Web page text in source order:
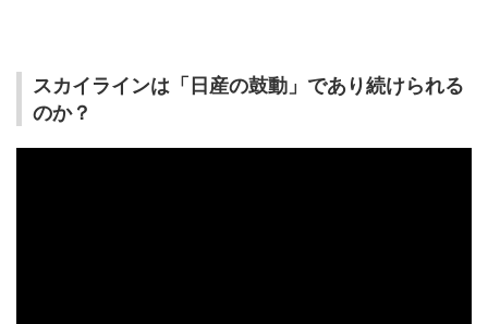
スカイラインは「日産の鼓動」であり続けられる
のか？